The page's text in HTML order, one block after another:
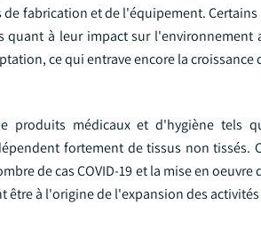
fabrication et de l'équipement.
à leur impact sur l'environnement
ce qui entrave encore la croissance
produits médicaux et d'hygiène tels
fortement de tissus non tissés.
de cas COVID-19 et la mise en
à l'origine de l'expansion des